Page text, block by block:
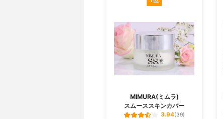
MIMURA(ミムラ)
スムーススキンカバー
3.94(39)